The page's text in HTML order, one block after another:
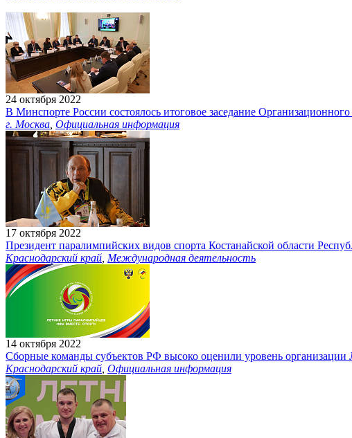
24 октября 2022
В Минспорте России состоялось итоговое заседание
г. Москва Официальная информация
17 октября 2022
Президент паралимпийских видов спорта Костанайской области
Краснодарский край Международная деятельность
14 октября 2022
Сборные команды субъектов РФ высоко оценили уровень
Краснодарский край Официальная информация